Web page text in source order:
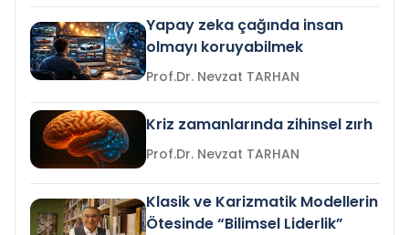
Yapay zeka çağında insan
olmayı koruyabilmek
Prof.Dr. Nevzat TARHAN
Kriz zamanlarında zihinsel zırh
Prof.Dr. Nevzat TARHAN
Klasik ve Karizmatik Modellerin
Ötesinde “Bilimsel Liderlik”